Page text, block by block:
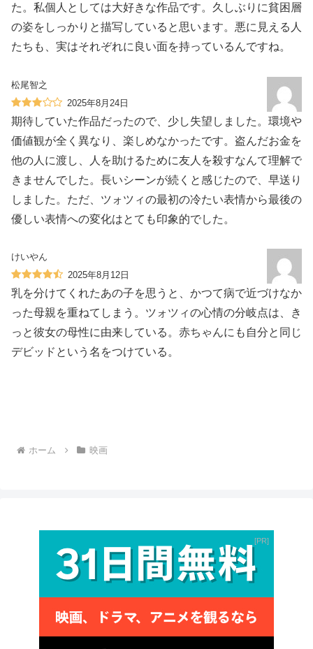
た。私個人としては大好きな作品です。久しぶりに貧困層
の姿をしっかりと描写していると思います。悪に見える人
たちも、実はそれぞれに良い面を持っているんですね。
松尾智之
2025年8月24日
期待していた作品だったので、少し失望しました。環境や
価値観が全く異なり、楽しめなかったです。盗んだお金を
他の人に渡し、人を助けるために友人を殺すなんて理解で
きませんでした。長いシーンが続くと感じたので、早送り
しました。ただ、ツォツィの最初の冷たい表情から最後の
優しい表情への変化はとても印象的でした。
けいやん
2025年8月12日
乳を分けてくれたあの子を思うと、かつて病で近づけなか
った母親を重ねてしまう。ツォツィの心情の分岐点は、き
っと彼女の母性に由来している。赤ちゃんにも自分と同じ
デビッドという名をつけている。
ホーム 映画
PR